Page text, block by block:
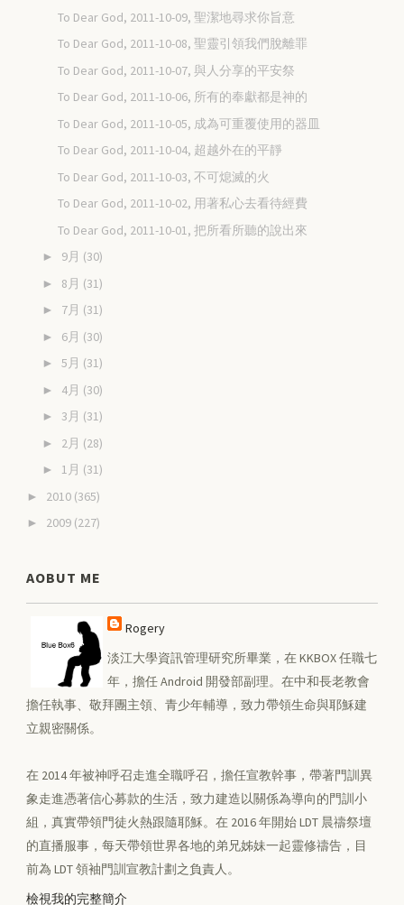
To Dear God, 2011-10-09, 聖潔地尋求你旨意
To Dear God, 2011-10-08, 聖靈引領我們脫離罪
To Dear God, 2011-10-07, 與人分享的平安祭
To Dear God, 2011-10-06, 所有的奉獻都是神的
To Dear God, 2011-10-05, 成為可重覆使用的器皿
To Dear God, 2011-10-04, 超越外在的平靜
To Dear God, 2011-10-03, 不可熄滅的火
To Dear God, 2011-10-02, 用著私心去看待經費
To Dear God, 2011-10-01, 把所看所聽的說出來
► 9月 (30)
► 8月 (31)
► 7月 (31)
► 6月 (30)
► 5月 (31)
► 4月 (30)
► 3月 (31)
► 2月 (28)
► 1月 (31)
► 2010 (365)
► 2009 (227)
AOBUT ME
Rogery
淡江大學資訊管理研究所畢業，在 KKBOX 任職七
年，擔任 Android 開發部副理。在中和長老教會
擔任執事、敬拜團主領、青少年輔導，致力帶領生命與耶穌建
立親密關係。
在 2014 年被神呼召走進全職呼召，擔任宣教幹事，帶著門訓異
象走進憑著信心募款的生活，致力建造以關係為導向的門訓小
組，真實帶領門徒火熱跟隨耶穌。在 2016 年開始 LDT 晨禱祭壇
的直播服事，每天帶領世界各地的弟兄姊妹一起靈修禱告，目
前為 LDT 領袖門訓宣教計劃之負責人。
檢視我的完整簡介